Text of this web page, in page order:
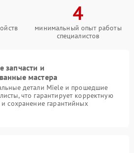
4
минимальный опыт работы
специалистов
запчасти и
мастера
детали Miele и прошедшие
что гарантирует корректную
сохранение гарантийных